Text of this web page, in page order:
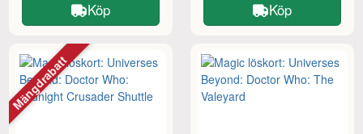
Köp Köp
Mängdrabatt